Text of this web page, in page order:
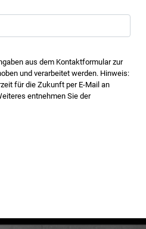
aus dem Kontaktformular zur
und verarbeitet werden. Hinweis:
für die Zukunft per E-Mail an
entnehmen Sie der